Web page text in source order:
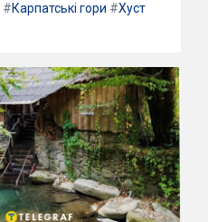
#Карпатські гори #Хуст